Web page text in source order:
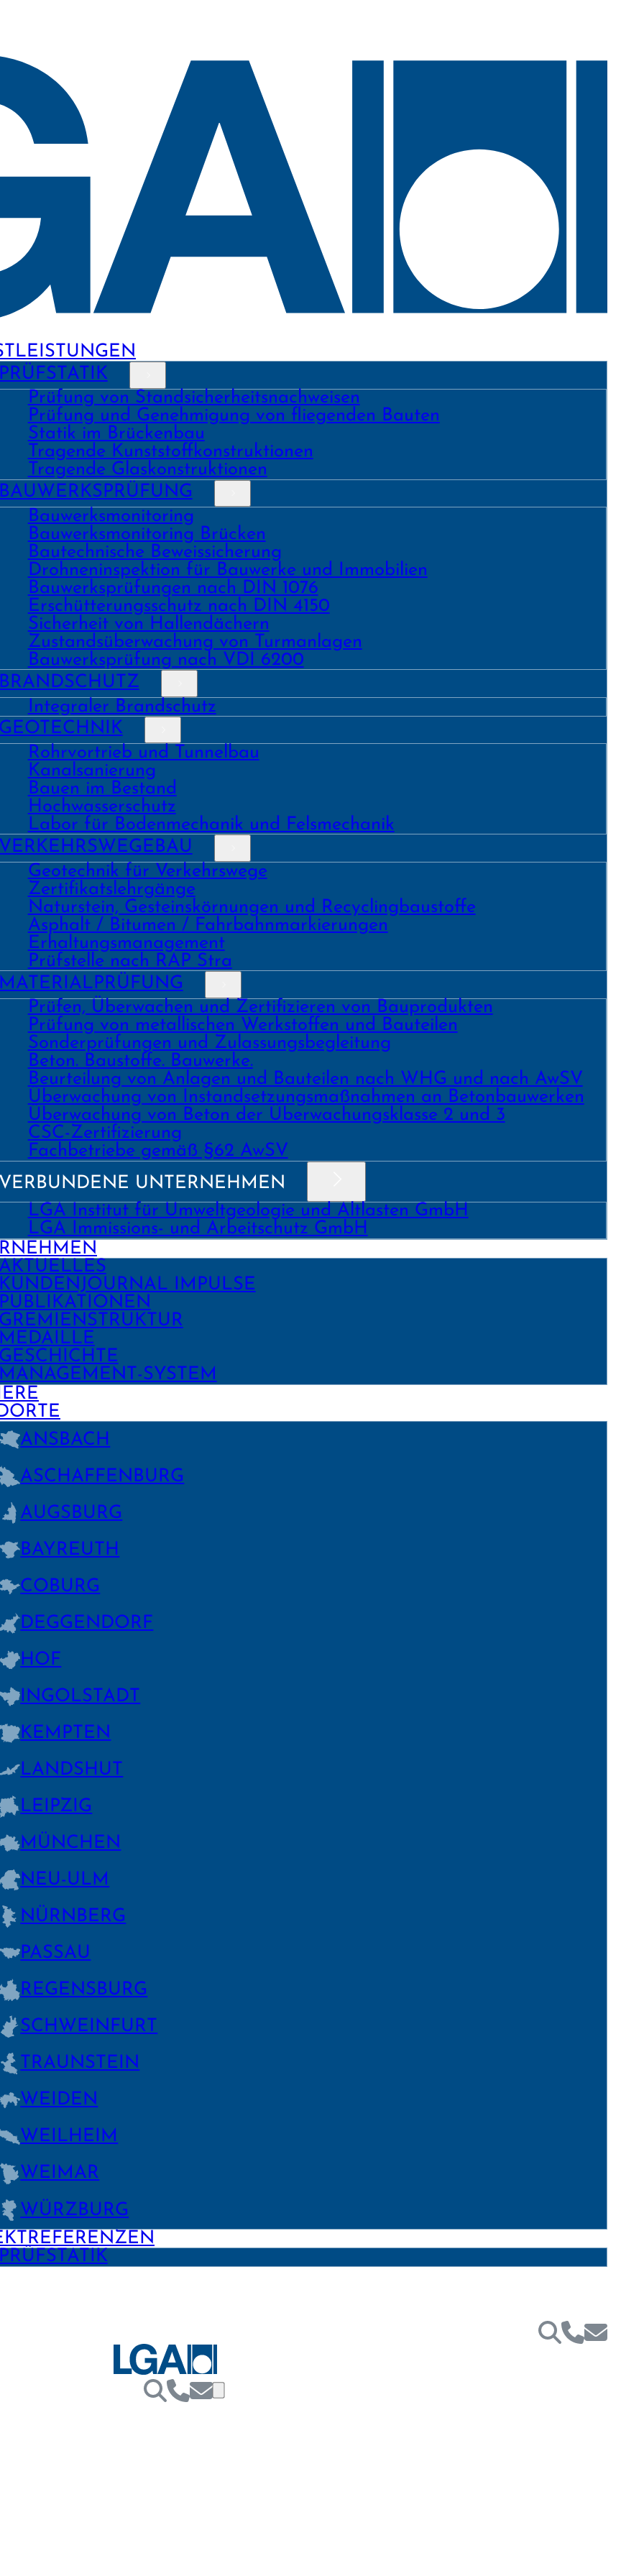
Prüfung von Stand­sicher­heits­nach­weisen
Prüfung und Geneh­migung von fliegenden Bauten
Statik im Brückenbau
Tragende Kunst­stoff­konstruk­tionen
Tragende Glas­konstruk­tionen
Bauwerks­monitoring
Bauwerks­monitoring Brücken
Bau­tech­nische Beweis­sicherung
Drohnen­inspektion für Bauwerke und Immobilien
Bau­werks­prüfungen nach DIN 1076
Erschüt­terungs­schutz nach DIN 4150
Sicher­heit von Hallen­dächern
Zustands­überwachung von Turm­anlagen
Bauwerks­prüfung nach VDI 6200
Integraler Brandschutz
Rohrvortrieb und Tunnelbau
Kanal­sanierung
Bauen im Bestand
Hochwasser­schutz
Labor für Boden­mechanik und Fels­mechanik
Geo­technik für Verkehrs­wege
Zertifikats­lehrgänge
Natur­stein, Gesteins­kör­nungen und Recycling­baustoffe
Asphalt / Bitumen / Fahrbahnmarkierungen
Erhaltungs­manage­ment
Prüf­stelle nach RAP Stra
Prüfen, Überwachen und Zertifizieren von Bauprodukten
Prüfung von metallischen Werk­stoffen und Bau­teilen
Sonder­prüfungen und Zulassungs­begleitung
Beton. Bau­stoffe. Bau­werke.
Beurtei­lung von Anlagen und Bau­teilen nach WHG und nach AwSV
Über­wachung von Instand­setzungs­maß­nahmen an Beton­bau­werken
Über­wachung von Beton der Über­wachungs­klasse 2 und 3
CSC-Zertifizierung
Fach­­betriebe gemäß §62 AwSV
UNTERNEHMEN
LGA Institut für Umweltgeologie und Altlasten GmbH
LGA Immissions- und Arbeitschutz GmbH
IMPULSE
SYSTEM
ANSBACH
ASCHAFFEN­BURG
AUGSBURG
BAYREUTH
COBURG
DEGGEN­DORF
HOF
INGOLSTADT
KEMPTEN
LANDSHUT
LEIPZIG
MÜNCHEN
NEU-ULM
NÜRNBERG
PASSAU
REGENS­BURG
SCHWEIN­FURT
TRAUNSTEIN
WEIDEN
WEILHEIM
WEIMAR
WÜRZBURG